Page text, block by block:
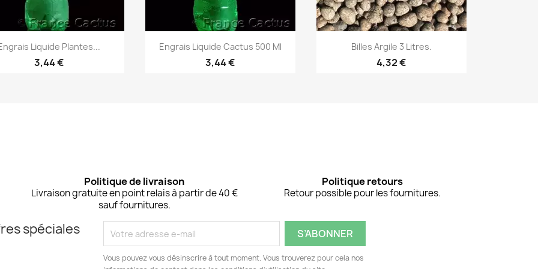
Aperçu rapide
Liquide Plantes...
3,44 €
Aperçu rapide
Engrais Liquide Cactus 500 Ml
3,44 €
Aperçu rapide
Billes Argile 3 Litres.
4,32 €
Politique de livraison
Livraison gratuite en point relais à partir de 40 €
sauf fournitures.
Politique retours
Retour possible pour les fournitures.
spéciales
Vous pouvez vous désinscrire à tout moment. Vous trouverez pour cela nos